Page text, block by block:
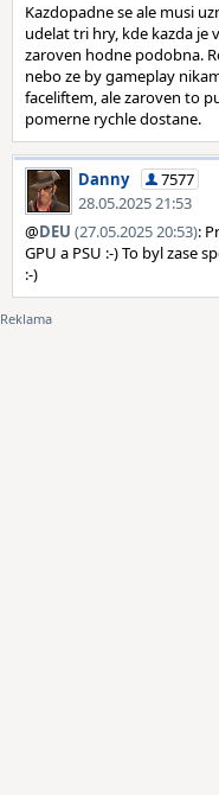
Kazdopadne se ale musi
udelat tri hry, kde kazda je
zaroven hodne podobna.
nebo ze by gameplay
faceliftem, ale zaroven to
pomerne rychle dostane.
Danny
7577
28.05.2025 21:53
@DEU (27.05.2025 20:53):
GPU a PSU :-) To byl zase
:-)